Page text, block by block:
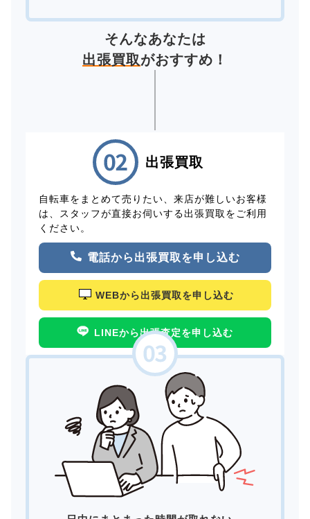
そんなあなたは
出張買取がおすすめ！
出張買取
自転車をまとめて売りたい、来店が難しいお客様
は、スタッフが直接お伺いする出張買取をご利用
ください。
電話から出張買取を申し込む
WEBから出張買取を申し込む
LINEから出張査定を申し込む